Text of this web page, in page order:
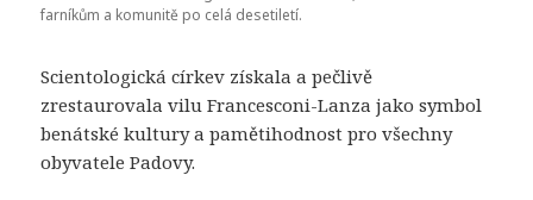
farníkům a komunitě po celá desetiletí.
Scientologická církev získala a pečlivě
zrestaurovala vilu Francesconi-Lanza jako symbol
benátské kultury a pamětihodnost pro všechny
obyvatele Padovy.